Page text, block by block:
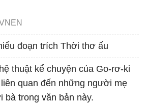
đoạn trích Thời thơ ấu
thuật kể chuyện của Go-rơ-ki
quan đến những người mẹ
bà trong văn bản này.